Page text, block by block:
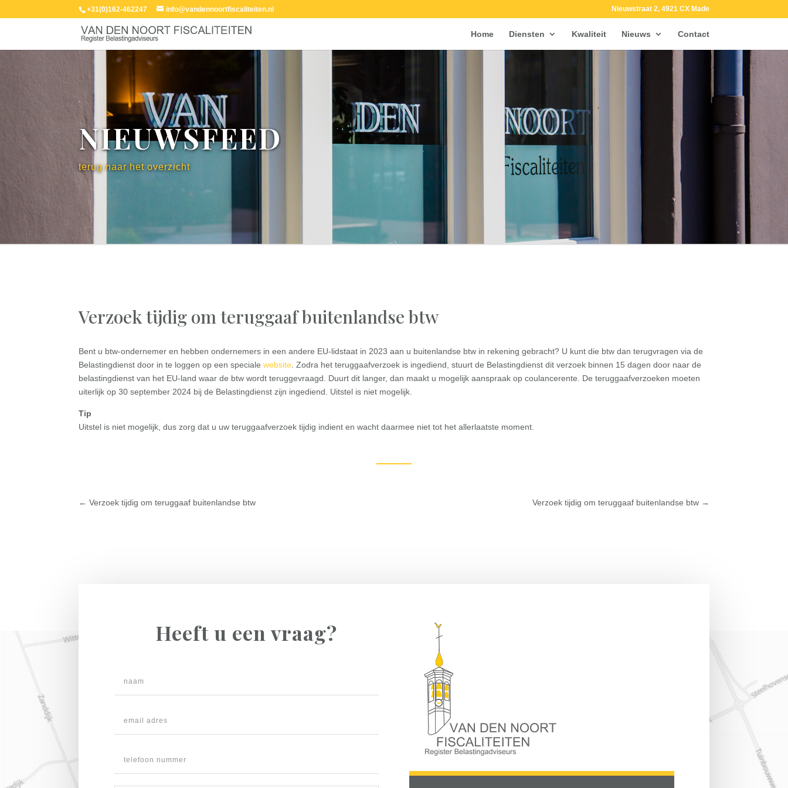
+31(0)162-462247 info@vandennoortfiscaliteiten.nl Nieuwstraat 2, 4921 CX Made
Home Diensten Kwaliteit Nieuws Contact
NIEUWSFEED
terug naar het overzicht
Verzoek tijdig om teruggaaf buitenlandse btw
Bent u btw-ondernemer en hebben ondernemers in een andere EU-lidstaat in 2023 aan u buitenlandse btw in rekening gebracht? U kunt die btw dan terugvragen via de
Belastingdienst door in te loggen op een specialewebsite . Zodra het teruggaafverzoek is ingediend, stuurt de Belastingdienst dit verzoek binnen 15 dagen door naar de
belastingdienst van het EU-land waar de btw wordt teruggevraagd. Duurt dit langer, dan maakt u mogelijk aanspraak op coulancerente. De teruggaafverzoeken moeten
uiterlijk op 30 september 2024 bij de Belastingdienst zijn ingediend. Uitstel is niet mogelijk.
Tip
Uitstel is niet mogelijk, dus zorg dat u uw teruggaafverzoek tijdig indient en wacht daarmee niet tot het allerlaatste moment.
←Verzoek tijdig om teruggaaf buitenlandse btw Verzoek tijdig om teruggaaf buitenlandse btw→
Heeft u een vraag?